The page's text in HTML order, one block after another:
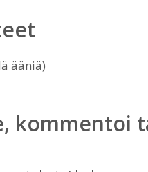
ääniä)
kommentoi